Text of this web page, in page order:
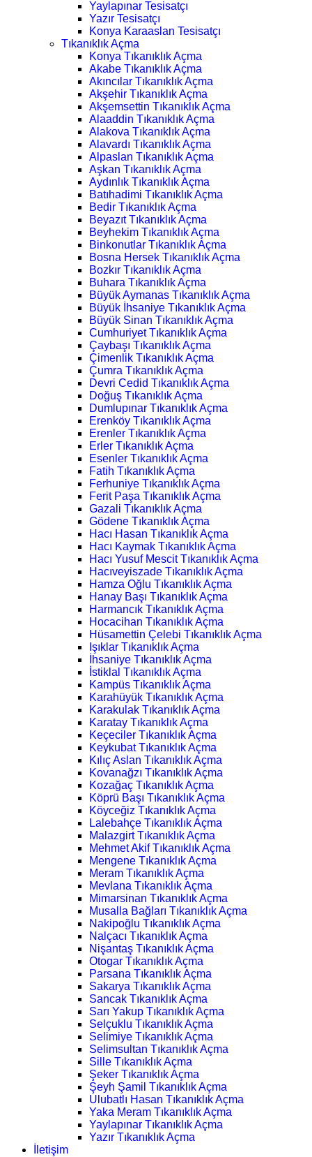
Yaylapınar Tesisatçı
Yazır Tesisatçı
Konya Karaaslan Tesisatçı
Tıkanıklık Açma
Konya Tıkanıklık Açma
Akabe Tıkanıklık Açma
Akıncılar Tıkanıklık Açma
Akşehir Tıkanıklık Açma
Akşemsettin Tıkanıklık Açma
Alaaddin Tıkanıklık Açma
Alakova Tıkanıklık Açma
Alavardı Tıkanıklık Açma
Alpaslan Tıkanıklık Açma
Aşkan Tıkanıklık Açma
Aydınlık Tıkanıklık Açma
Batıhadimi Tıkanıklık Açma
Bedir Tıkanıklık Açma
Beyazıt Tıkanıklık Açma
Beyhekim Tıkanıklık Açma
Binkonutlar Tıkanıklık Açma
Bosna Hersek Tıkanıklık Açma
Bozkır Tıkanıklık Açma
Buhara Tıkanıklık Açma
Büyük Aymanas Tıkanıklık Açma
Büyük İhsaniye Tıkanıklık Açma
Büyük Sinan Tıkanıklık Açma
Cumhuriyet Tıkanıklık Açma
Çaybaşı Tıkanıklık Açma
Çimenlik Tıkanıklık Açma
Çumra Tıkanıklık Açma
Devri Cedid Tıkanıklık Açma
Doğuş Tıkanıklık Açma
Dumlupınar Tıkanıklık Açma
Erenköy Tıkanıklık Açma
Erenler Tıkanıklık Açma
Erler Tıkanıklık Açma
Esenler Tıkanıklık Açma
Fatih Tıkanıklık Açma
Ferhuniye Tıkanıklık Açma
Ferit Paşa Tıkanıklık Açma
Gazali Tıkanıklık Açma
Gödene Tıkanıklık Açma
Hacı Hasan Tıkanıklık Açma
Hacı Kaymak Tıkanıklık Açma
Hacı Yusuf Mescit Tıkanıklık Açma
Hacıveyiszade Tıkanıklık Açma
Hamza Oğlu Tıkanıklık Açma
Hanay Başı Tıkanıklık Açma
Harmancık Tıkanıklık Açma
Hocacihan Tıkanıklık Açma
Hüsamettin Çelebi Tıkanıklık Açma
Işıklar Tıkanıklık Açma
İhsaniye Tıkanıklık Açma
İstiklal Tıkanıklık Açma
Kampüs Tıkanıklık Açma
Karahüyük Tıkanıklık Açma
Karakulak Tıkanıklık Açma
Karatay Tıkanıklık Açma
Keçeciler Tıkanıklık Açma
Keykubat Tıkanıklık Açma
Kılıç Aslan Tıkanıklık Açma
Kovanağzı Tıkanıklık Açma
Kozağaç Tıkanıklık Açma
Köprü Başı Tıkanıklık Açma
Köyceğiz Tıkanıklık Açma
Lalebahçe Tıkanıklık Açma
Malazgirt Tıkanıklık Açma
Mehmet Akif Tıkanıklık Açma
Mengene Tıkanıklık Açma
Meram Tıkanıklık Açma
Mevlana Tıkanıklık Açma
Mimarsinan Tıkanıklık Açma
Musalla Bağları Tıkanıklık Açma
Nakipoğlu Tıkanıklık Açma
Nalçacı Tıkanıklık Açma
Nişantaş Tıkanıklık Açma
Otogar Tıkanıklık Açma
Parsana Tıkanıklık Açma
Sakarya Tıkanıklık Açma
Sancak Tıkanıklık Açma
Sarı Yakup Tıkanıklık Açma
Selçuklu Tıkanıklık Açma
Selimiye Tıkanıklık Açma
Selimsultan Tıkanıklık Açma
Sille Tıkanıklık Açma
Şeker Tıkanıklık Açma
Şeyh Şamil Tıkanıklık Açma
Ulubatlı Hasan Tıkanıklık Açma
Yaka Meram Tıkanıklık Açma
Yaylapınar Tıkanıklık Açma
Yazır Tıkanıklık Açma
İletişim